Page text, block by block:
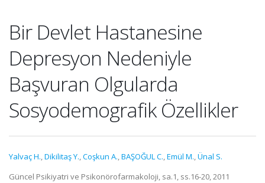
Bir Devlet Hastanesine
Depresyon Nedeniyle
Başvuran Olgularda
Sosyodemografik Özellikler
Yalvaç H.,Dikilitaş Y.,Coşkun A.,BAŞOĞUL C.,Emül M.,Ünal S.
Güncel Psikiyatri ve Psikonörofarmakoloji, sa.1, ss.16-20, 2011